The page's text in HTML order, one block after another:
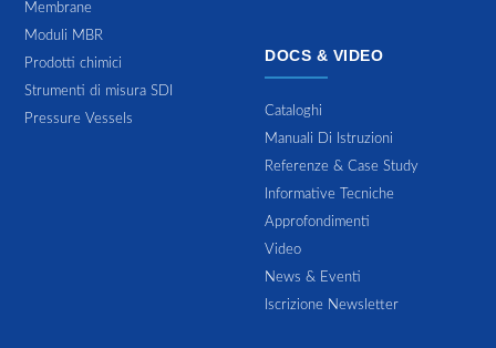
Membrane
Moduli MBR
Prodotti chimici
Strumenti di misura SDI
Pressure Vessels
DOCS & VIDEO
Cataloghi
Manuali Di Istruzioni
Referenze & Case Study
Informative Tecniche
Approfondimenti
Video
News & Eventi
Iscrizione Newsletter